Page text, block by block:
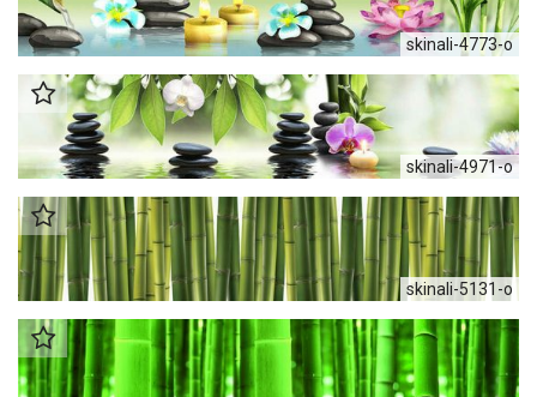
skinali-4773-o
skinali-4971-o
skinali-5131-o